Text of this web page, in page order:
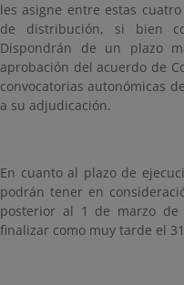
les asigne entre estas
de distribución, si bien
Dispondrán de un plazo
aprobación del acuerdo de
convocatorias autonómicas
a su adjudicación.
En cuanto al plazo de
podrán tener en
posterior al 1 de marzo
finalizar como muy tarde el